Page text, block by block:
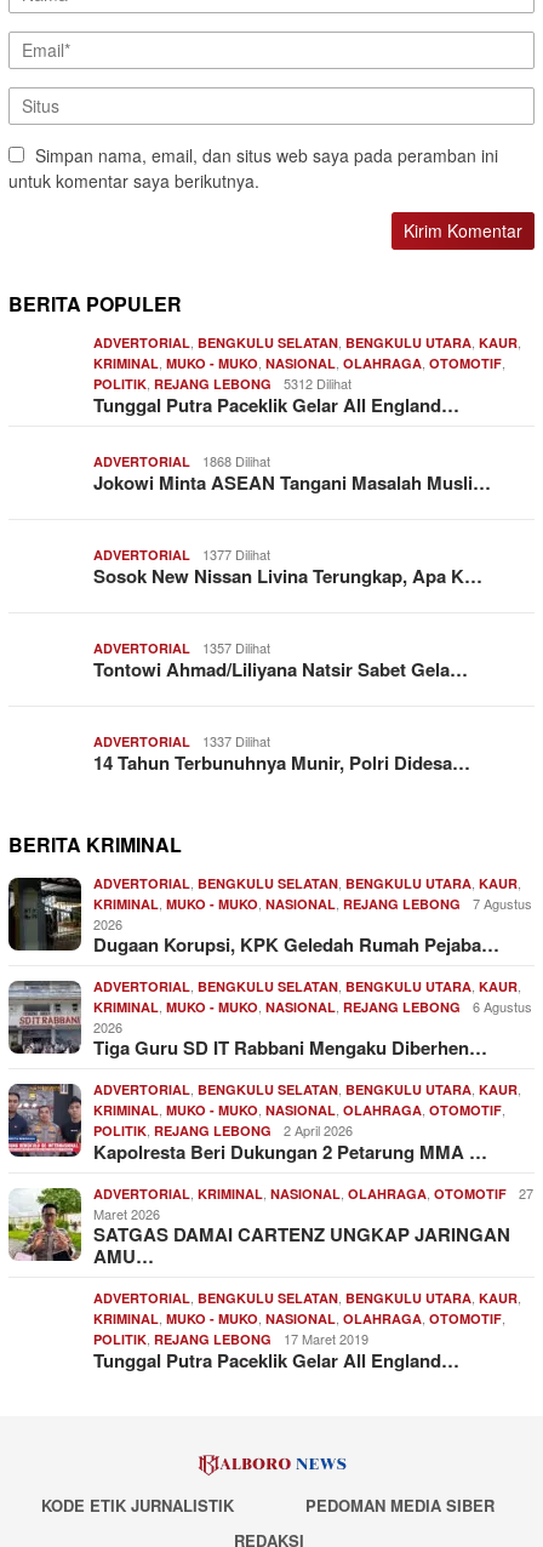
Simpan nama, email, dan situs web saya pada peramban ini
untuk komentar saya berikutnya.
BERITA POPULER
ADVERTORIAL BENGKULU SELATAN BENGKULU UTARA KAUR
KRIMINAL MUKO - MUKO NASIONAL OLAHRAGA OTOMOTIF
POLITIK REJANG LEBONG 5312 Dilihat
Tunggal Putra Paceklik Gelar All England…
ADVERTORIAL 1868 Dilihat
Jokowi Minta ASEAN Tangani Masalah Musli…
ADVERTORIAL 1377 Dilihat
Sosok New Nissan Livina Terungkap, Apa K…
ADVERTORIAL 1357 Dilihat
Tontowi Ahmad/Liliyana Natsir Sabet Gela…
ADVERTORIAL 1337 Dilihat
14 Tahun Terbunuhnya Munir, Polri Didesa…
BERITA KRIMINAL
ADVERTORIAL BENGKULU SELATAN BENGKULU UTARA KAUR
KRIMINAL MUKO - MUKO NASIONAL REJANG LEBONG
7 Agustus
2026
Dugaan Korupsi, KPK Geledah Rumah Pejaba…
ADVERTORIAL BENGKULU SELATAN BENGKULU UTARA KAUR
KRIMINAL MUKO - MUKO NASIONAL REJANG LEBONG
6 Agustus
2026
Tiga Guru SD IT Rabbani Mengaku Diberhen…
ADVERTORIAL BENGKULU SELATAN BENGKULU UTARA KAUR
KRIMINAL MUKO - MUKO NASIONAL OLAHRAGA OTOMOTIF
POLITIK REJANG LEBONG 2 April 2026
Kapolresta Beri Dukungan 2 Petarung MMA …
ADVERTORIAL KRIMINAL NASIONAL OLAHRAGA OTOMOTIF
27
Maret 2026
SATGAS DAMAI CARTENZ UNGKAP JARINGAN
AMU…
ADVERTORIAL BENGKULU SELATAN BENGKULU UTARA KAUR
KRIMINAL MUKO - MUKO NASIONAL OLAHRAGA OTOMOTIF
POLITIK REJANG LEBONG 17 Maret 2019
Tunggal Putra Paceklik Gelar All England…
KODE ETIK JURNALISTIK
PEDOMAN MEDIA SIBER
REDAKSI